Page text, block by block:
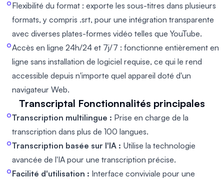
Flexibilité du format : exporte les sous-titres dans plusieurs
formats, y compris .srt, pour une intégration transparente
avec diverses plates-formes vidéo telles que YouTube.
Accès en ligne 24h/24 et 7j/7 : fonctionne entièrement en
ligne sans installation de logiciel requise, ce qui le rend
accessible depuis n'importe quel appareil doté d'un
navigateur Web.
Transcriptal Fonctionnalités principales
Transcription multilingue : Prise en charge de la
transcription dans plus de 100 langues.
Transcription basée sur l'IA : Utilise la technologie
avancée de l'IA pour une transcription précise.
Facilité d'utilisation : Interface conviviale pour une